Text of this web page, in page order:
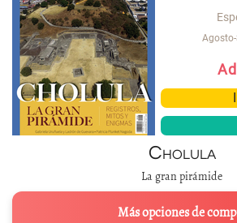
Cholula
La gran pirámide
Más opciones de